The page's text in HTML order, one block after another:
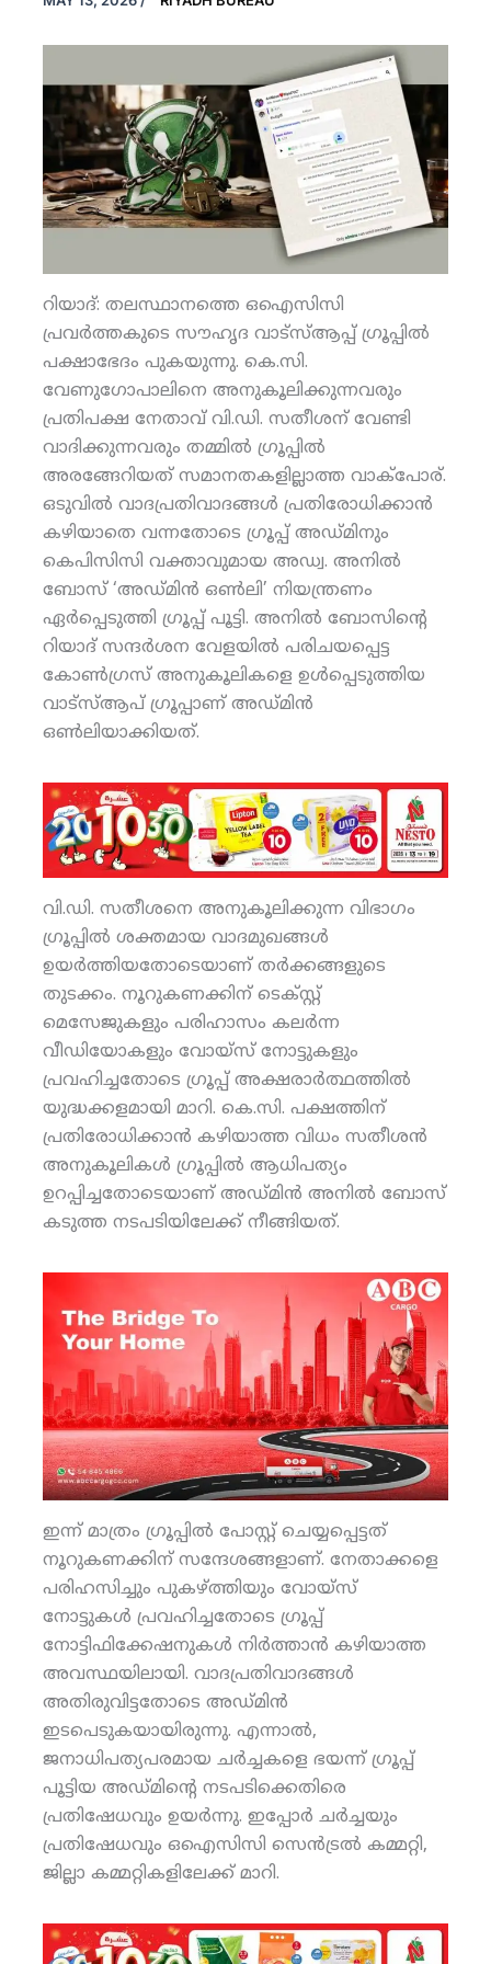
റിയാദ്: തലസ്ഥാനത്തെ ഒഐസിസി
പ്രവര്‍ത്തകുടെ സൗഹൃദ വാട്‌സ്ആപ്പ് ഗ്രൂപ്പില്‍
പക്ഷാഭേദം പുകയുന്നു. കെ.സി.
വേണുഗോപാലിനെ അനുകൂലിക്കുന്നവരും
പ്രതിപക്ഷ നേതാവ് വി.ഡി. സതീശന് വേണ്ടി
വാദിക്കുന്നവരും തമ്മില്‍ ഗ്രൂപ്പില്‍
അരങ്ങേറിയത് സമാനതകളില്ലാത്ത വാക്‌പോര്.
ഒടുവില്‍ വാദപ്രതിവാദങ്ങള്‍ പ്രതിരോധിക്കാന്‍
കഴിയാതെ വന്നതോടെ ഗ്രൂപ്പ് അഡ്മിനും
കെപിസിസി വക്താവുമായ അഡ്വ. അനില്‍
ബോസ് ‘അഡ്മിന്‍ ഒണ്‍ലി’ നിയന്ത്രണം
ഏര്‍പ്പെടുത്തി ഗ്രൂപ്പ് പൂട്ടി. അനില്‍ ബോസിന്റെ
റിയാദ് സന്ദര്‍ശന വേളയില്‍ പരിചയപ്പെട്ട
കോണ്‍ഗ്രസ് അനുകൂലികളെ ഉള്‍പ്പെടുത്തിയ
വാട്‌സ്ആപ് ഗ്രൂപ്പാണ് അഡ്മിന്‍
ഒണ്‍ലിയാക്കിയത്.
വി.ഡി. സതീശനെ അനുകൂലിക്കുന്ന വിഭാഗം
ഗ്രൂപ്പില്‍ ശക്തമായ വാദമുഖങ്ങള്‍
ഉയര്‍ത്തിയതോടെയാണ് തര്‍ക്കങ്ങളുടെ
തുടക്കം. നൂറുകണക്കിന് ടെക്സ്റ്റ്
മെസേജുകളും പരിഹാസം കലര്‍ന്ന
വീഡിയോകളും വോയ്‌സ് നോട്ടുകളും
പ്രവഹിച്ചതോടെ ഗ്രൂപ്പ് അക്ഷരാര്‍ത്ഥത്തില്‍
യുദ്ധക്കളമായി മാറി. കെ.സി. പക്ഷത്തിന്
പ്രതിരോധിക്കാന്‍ കഴിയാത്ത വിധം സതീശന്‍
അനുകൂലികള്‍ ഗ്രൂപ്പില്‍ ആധിപത്യം
ഉറപ്പിച്ചതോടെയാണ് അഡ്മിന്‍ അനില്‍ ബോസ്
കടുത്ത നടപടിയിലേക്ക് നീങ്ങിയത്.
ഇന്ന് മാത്രം ഗ്രൂപ്പില്‍ പോസ്റ്റ് ചെയ്യപ്പെട്ടത്
നൂറുകണക്കിന് സന്ദേശങ്ങളാണ്. നേതാക്കളെ
പരിഹസിച്ചും പുകഴ്ത്തിയും വോയ്‌സ്
നോട്ടുകള്‍ പ്രവഹിച്ചതോടെ ഗ്രൂപ്പ്
നോട്ടിഫിക്കേഷനുകള്‍ നിര്‍ത്താന്‍ കഴിയാത്ത
അവസ്ഥയിലായി. വാദപ്രതിവാദങ്ങള്‍
അതിരുവിട്ടതോടെ അഡ്മിന്‍
ഇടപെടുകയായിരുന്നു. എന്നാല്‍,
ജനാധിപത്യപരമായ ചര്‍ച്ചകളെ ഭയന്ന് ഗ്രൂപ്പ്
പൂട്ടിയ അഡ്മിന്റെ നടപടിക്കെതിരെ
പ്രതിഷേധവും ഉയര്‍ന്നു. ഇപ്പോര്‍ ചര്‍ച്ചയും
പ്രതിഷേധവും ഒഐസിസി സെന്‍ട്രല്‍ കമ്മറ്റി,
ജില്ലാ കമ്മറ്റികളിലേക്ക് മാറി.